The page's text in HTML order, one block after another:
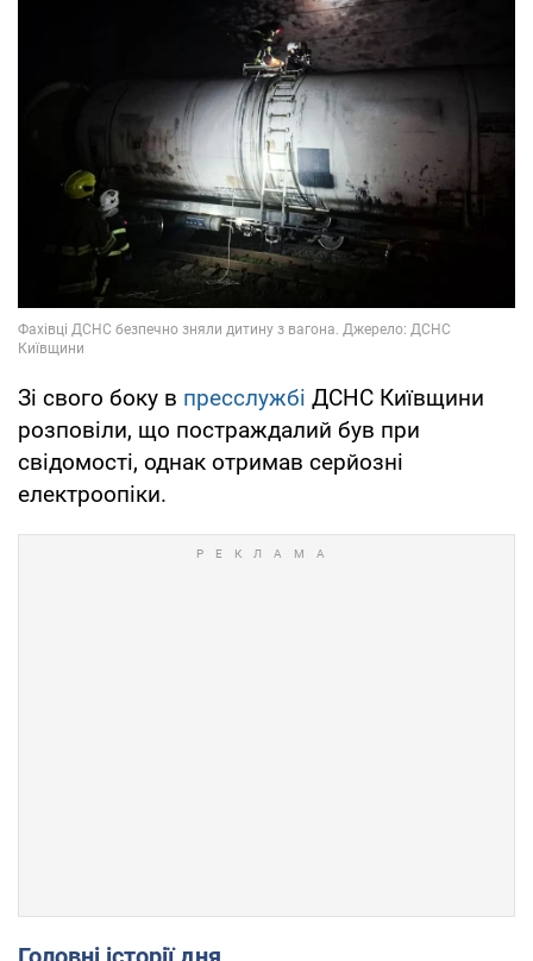
Зі свого боку в пресслужбі ДСНС Київщини
розповіли, що постраждалий був при
свідомості, однак отримав серйозні
електроопіки.